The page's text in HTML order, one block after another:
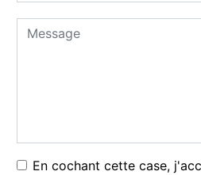
En cochant cette case,